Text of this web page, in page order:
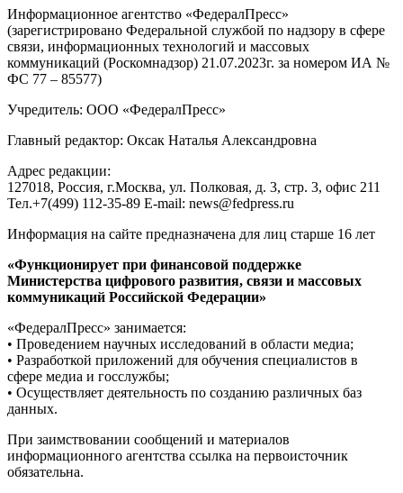
Информационное агентство «ФедералПресс»
(зарегистрировано Федеральной службой по надзору в сфере
связи, информационных технологий и массовых
коммуникаций (Роскомнадзор) 21.07.2023г. за номером ИА №
ФС 77 – 85577)
Учредитель: ООО «ФедералПресс»
Главный редактор: Оксак Наталья Александровна
Адрес редакции:
127018, Россия, г.Москва, ул. Полковая, д. 3, стр. 3, офис 211
Тел.+7(499) 112-35-89 E-mail: news@fedpress.ru
Информация на сайте предназначена для лиц старше 16 лет
«Функционирует при финансовой поддержке
Министерства цифрового развития, связи и массовых
коммуникаций Российской Федерации»
«ФедералПресс» занимается:
• Проведением научных исследований в области медиа;
• Разработкой приложений для обучения специалистов в
сфере медиа и госслужбы;
• Осуществляет деятельность по созданию различных баз
данных.
При заимствовании сообщений и материалов
информационного агентства ссылка на первоисточник
обязательна.